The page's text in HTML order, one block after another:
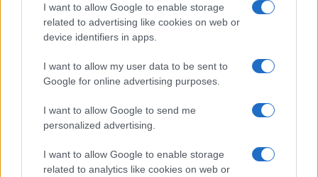
I want to allow Google to enable storage
related to advertising like cookies on web or
device identifiers in apps.
I want to allow my user data to be sent to
Google for online advertising purposes.
I want to allow Google to send me
personalized advertising.
I want to allow Google to enable storage
related to analytics like cookies on web or
Itinerari facili in Val Vigezzo tra borghi, boschi e punti
Alessandro Tassinari · 10 Ago 2026